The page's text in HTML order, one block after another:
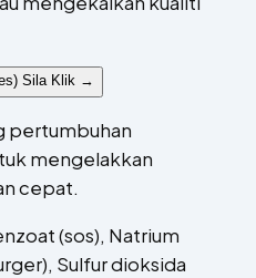
Sila Klik →
pertumbuhan
mengelakkan
cepat.
(sos), Natrium
Sulfur dioksida